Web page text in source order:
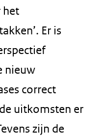
het
Er is
nieuw
correct
uitkomsten er
zijn de